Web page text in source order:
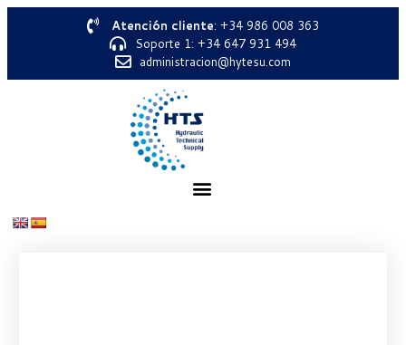
Atención cliente: +34 986 008 363
Soporte 1: +34 647 931 494
administracion@hytesu.com